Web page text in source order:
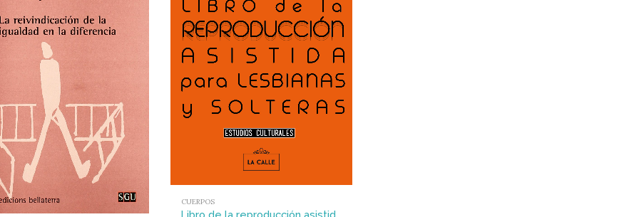
CUERPOS
Libro de la reproducción asistida para lesbianas y solteras